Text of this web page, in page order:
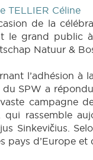
TELLIER Céline
de la
le grand public
Natuur &
l’adhésion à
du SPW a
vaste campagne
qui rassemble
Sinkevičius.
pays d’Europe et